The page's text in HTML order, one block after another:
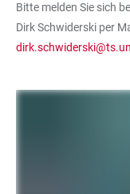
Bitte melden Sie sich
Dirk Schwiderski per